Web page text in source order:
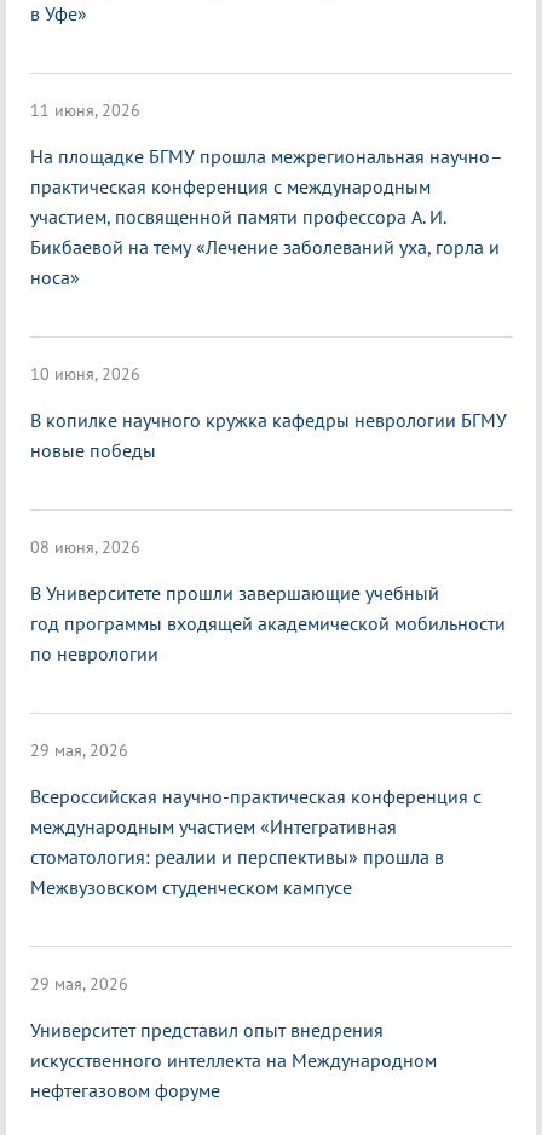
в Уфе»
11 июня, 2026
На площадке БГМУ прошла межрегиональная научно–
практическая конференция с международным
участием, посвященной памяти профессора А. И.
Бикбаевой на тему «Лечение заболеваний уха, горла и
носа»
10 июня, 2026
В копилке научного кружка кафедры неврологии БГМУ
новые победы
08 июня, 2026
В Университете прошли завершающие учебный
год программы входящей академической мобильности
по неврологии
29 мая, 2026
Всероссийская научно-практическая конференция с
международным участием «Интегративная
стоматология: реалии и перспективы» прошла в
Межвузовском студенческом кампусе
29 мая, 2026
Университет представил опыт внедрения
искусственного интеллекта на Международном
нефтегазовом форуме